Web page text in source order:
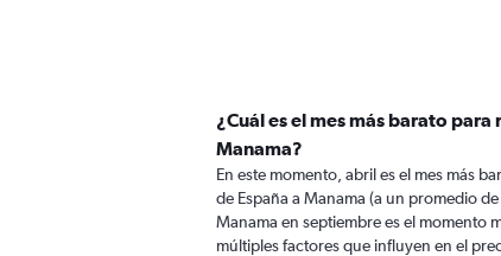
¿Cuál es el mes más barato
Manama?
En este momento, abril es el mes más
de España a Manama (a un promedio
Manama en septiembre es el momento
múltiples factores que influyen en el